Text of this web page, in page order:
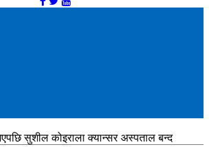
सुशील कोइराला क्यान्सर अस्पताल बन्द